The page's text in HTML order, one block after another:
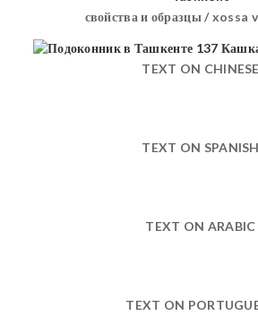
свойства и образцы / xossa
TEXT ON CHINESE
TEXT ON SPANISH
TEXT ON ARABIC
TEXT ON